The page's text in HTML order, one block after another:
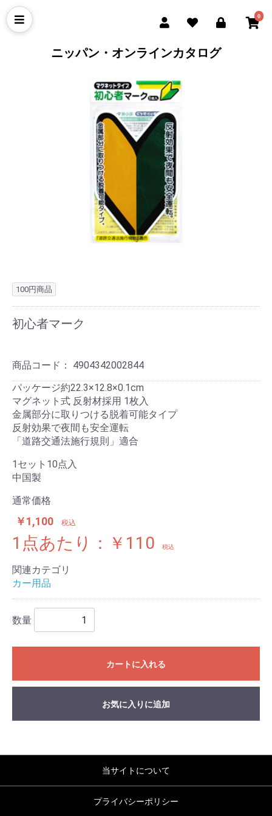
0
ニッパン・オンラインカタログ
100円商品
初心者マーク
商品コード： 4904342002844
パッケージ約22.3×12.8×0.1cm
マグネット式 反射材採用 1枚入
金属部分に取りつける脱着可能タイプ
反射効果で夜間も安全運転
「道路交通法施行規則」適合
1セット10点入
中国製
通常価格
￥1,100 税込
1点あたり：￥110 税込
関連カテゴリ
カー用品
数量
カートに入れる
お気に入りに追加
当サイトについて
プライバシーポリシー